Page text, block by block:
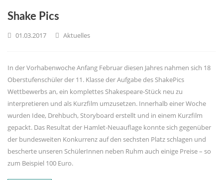
Shake Pics
01.03.2017 Aktuelles
In der Vorhabenwoche Anfang Februar diesen Jahres nahmen sich 18
Oberstufenschüler der 11. Klasse der Aufgabe des ShakePics
Wettbewerbs an, ein komplettes Shakespeare-Stück neu zu
interpretieren und als Kurzfilm umzusetzen. Innerhalb einer Woche
wurden Idee, Drehbuch, Storyboard erstellt und in einem Kurzfilm
gepackt. Das Resultat der Hamlet-Neuauflage konnte sich gegenüber
der bundesweiten Konkurrenz auf den sechsten Platz schlagen und
bescherte unseren SchülerInnen neben Ruhm auch einige Preise – so
zum Beispiel 100 Euro.